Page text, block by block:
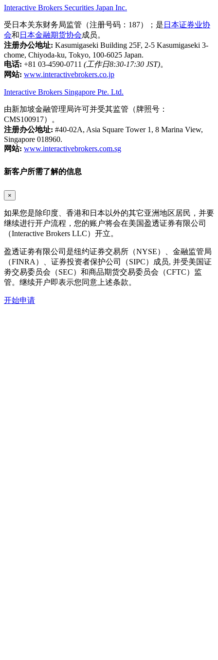
Interactive Brokers Securities Japan Inc.
受日本关东财务局监管（注册号码：187）；是 日本证券业协
会和 日本金融期货协会成员。
注册办公地址: Kasumigaseki Building 25F, 2-5 Kasumigaseki 3-
chome, Chiyoda-ku, Tokyo, 100-6025 Japan.
电话: +81 03-4590-0711 (工作日8:30-17:30 JST)。
网站: www.interactivebrokers.co.jp
Interactive Brokers Singapore Pte. Ltd.
由新加坡金融管理局许可并受其监管（牌照号：
CMS100917）。
注册办公地址: #40-02A, Asia Square Tower 1, 8 Marina View,
Singapore 018960.
网站: www.interactivebrokers.com.sg
新客户所需了解的信息
×
如果您是除印度、香港和日本以外的其它亚洲地区居民，并要
继续进行开户流程，您的账户将会在美国盈透证券有限公司
（Interactive Brokers LLC）开立。
盈透证劵有限公司是纽约证券交易所（NYSE）、金融监管局
（FINRA）、证券投资者保护公司（SIPC）成员, 并受美国证
劵交易委员会（SEC）和商品期货交易委员会（CFTC）监
管。继续开户即表示您同意上述条款。
开始申请